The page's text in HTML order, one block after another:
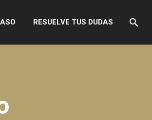
RESUELVE TUS DUDAS